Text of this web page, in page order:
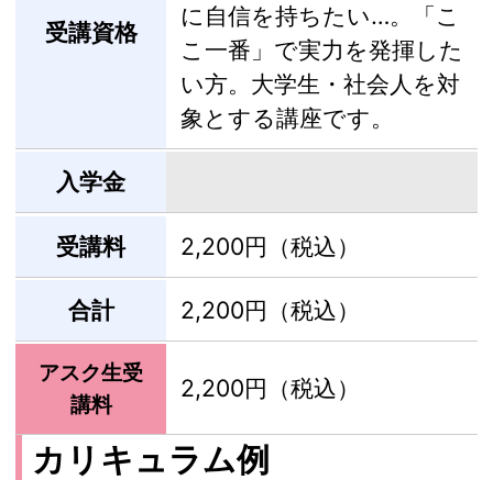
受講資格
に自信を持ちたい…。「こ
こ一番」で実力を発揮した
い方。大学生・社会人を対
象とする講座です。
入学金
受講料 2,200円（税込）
合計 2,200円（税込）
アスク生受
講料
2,200円（税込）
カリキュラム例